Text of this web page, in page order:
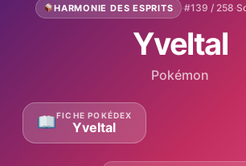
HARMONIE DES ESPRITS ·#139 / 258·
Yveltal
Pokémon
FICHE POKÉDEX
Yveltal